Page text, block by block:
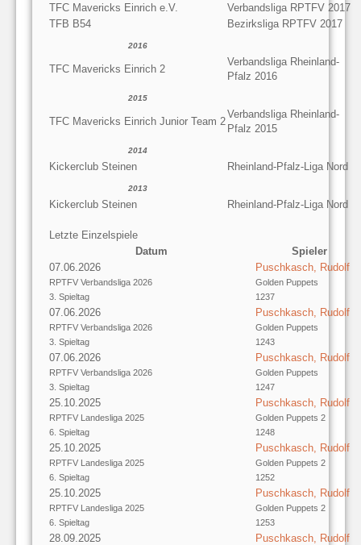
TFC Mavericks Einrich e.V.
Verbandsliga RPTFV 2017
TFB B54
Bezirksliga RPTFV 2017
2016
TFC Mavericks Einrich 2
Verbandsliga Rheinland-
Pfalz 2016
2015
TFC Mavericks Einrich Junior Team 2
Verbandsliga Rheinland-
Pfalz 2015
2014
Kickerclub Steinen Rheinland-Pfalz-Liga Nord
2013
Kickerclub Steinen Rheinland-Pfalz-Liga Nord
Letzte Einzelspiele
Datum
Spieler
07.06.2026
RPTFV Verbandsliga 2026
3. Spieltag
Puschkasch, Rudolf
Golden Puppets
1237
07.06.2026
RPTFV Verbandsliga 2026
3. Spieltag
Puschkasch, Rudolf
Golden Puppets
1243
07.06.2026
RPTFV Verbandsliga 2026
3. Spieltag
Puschkasch, Rudolf
Golden Puppets
1247
25.10.2025
RPTFV Landesliga 2025
6. Spieltag
Puschkasch, Rudolf
Golden Puppets 2
1248
25.10.2025
RPTFV Landesliga 2025
6. Spieltag
Puschkasch, Rudolf
Golden Puppets 2
1252
25.10.2025
RPTFV Landesliga 2025
6. Spieltag
Puschkasch, Rudolf
Golden Puppets 2
1253
28.09.2025 Puschkasch, Rudolf